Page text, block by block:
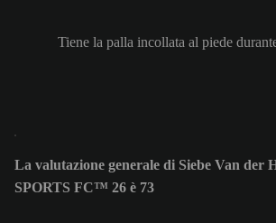
Tiene la palla incollata al piede
La valutazione generale di Siebe Van der
SPORTS FC™ 26 è 73